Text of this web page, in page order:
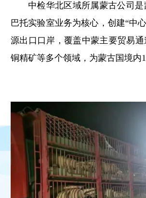
中检华北区域所属蒙古公司
巴托实验室业务为核心，创建“中
源出口口岸，覆盖中蒙主要贸易
铜精矿等多个领域，为蒙古国境内